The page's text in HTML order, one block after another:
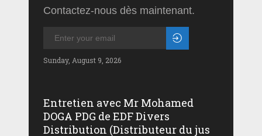
Contactez-nous dès maintenant.
Sunday, August 9, 2026
Entretien avec Mr Mohamed
DOGA PDG de EDF Divers
Distribution (Distributeur du jus